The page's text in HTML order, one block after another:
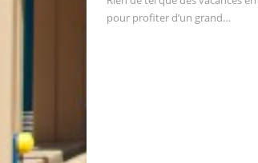
pour profiter d’un grand…